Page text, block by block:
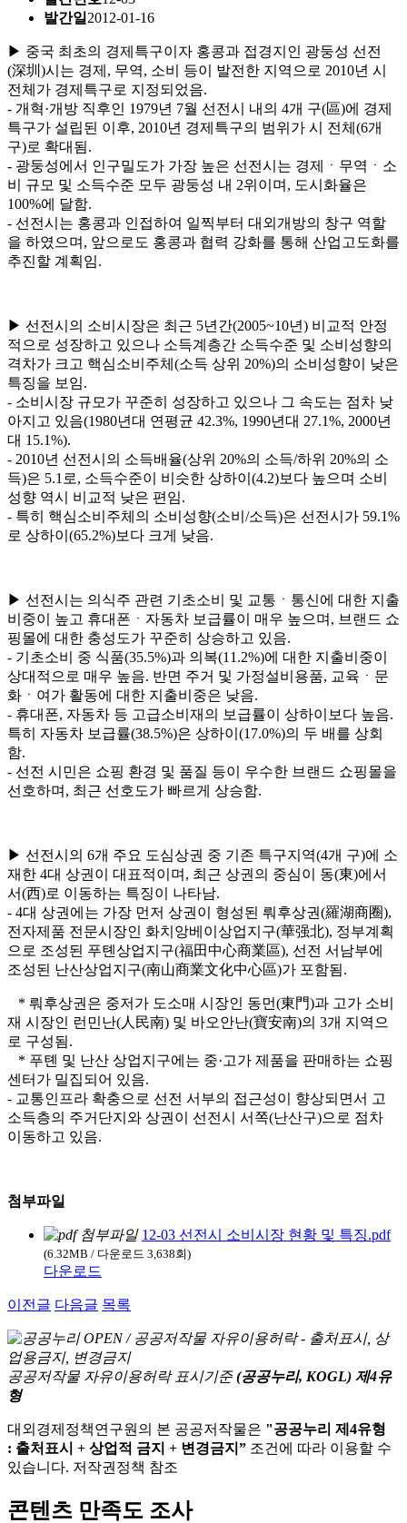
발간일 2012-01-16
▶ 중국 최초의 경제특구이자 홍콩과 접경지인 광둥성 선전
(深圳)시는 경제, 무역, 소비 등이 발전한 지역으로 2010년 시
전체가 경제특구로 지정되었음.
- 개혁·개방 직후인 1979년 7월 선전시 내의 4개 구(區)에 경제
특구가 설립된 이후, 2010년 경제특구의 범위가 시 전체(6개
구)로 확대됨.
- 광둥성에서 인구밀도가 가장 높은 선전시는 경제ㆍ무역ㆍ소
비 규모 및 소득수준 모두 광둥성 내 2위이며, 도시화율은
100%에 달함.
- 선전시는 홍콩과 인접하여 일찍부터 대외개방의 창구 역할
을 하였으며, 앞으로도 홍콩과 협력 강화를 통해 산업고도화를
추진할 계획임.
▶ 선전시의 소비시장은 최근 5년간(2005~10년) 비교적 안정
적으로 성장하고 있으나 소득계층간 소득수준 및 소비성향의
격차가 크고 핵심소비주체(소득 상위 20%)의 소비성향이 낮은
특징을 보임.
- 소비시장 규모가 꾸준히 성장하고 있으나 그 속도는 점차 낮
아지고 있음(1980년대 연평균 42.3%, 1990년대 27.1%, 2000년
대 15.1%).
- 2010년 선전시의 소득배율(상위 20%의 소득/하위 20%의 소
득)은 5.1로, 소득수준이 비슷한 상하이(4.2)보다 높으며 소비
성향 역시 비교적 낮은 편임.
- 특히 핵심소비주체의 소비성향(소비/소득)은 선전시가 59.1%
로 상하이(65.2%)보다 크게 낮음.
▶ 선전시는 의식주 관련 기초소비 및 교통ㆍ통신에 대한 지출
비중이 높고 휴대폰ㆍ자동차 보급률이 매우 높으며, 브랜드 쇼
핑몰에 대한 충성도가 꾸준히 상승하고 있음.
- 기초소비 중 식품(35.5%)과 의복(11.2%)에 대한 지출비중이
상대적으로 매우 높음. 반면 주거 및 가정설비용품, 교육ㆍ문
화ㆍ여가 활동에 대한 지출비중은 낮음.
- 휴대폰, 자동차 등 고급소비재의 보급률이 상하이보다 높음.
특히 자동차 보급률(38.5%)은 상하이(17.0%)의 두 배를 상회
함.
- 선전 시민은 쇼핑 환경 및 품질 등이 우수한 브랜드 쇼핑몰을
선호하며, 최근 선호도가 빠르게 상승함.
▶ 선전시의 6개 주요 도심상권 중 기존 특구지역(4개 구)에 소
재한 4대 상권이 대표적이며, 최근 상권의 중심이 동(東)에서
서(西)로 이동하는 특징이 나타남.
- 4대 상권에는 가장 먼저 상권이 형성된 뤄후상권(羅湖商圈),
전자제품 전문시장인 화치앙베이상업지구(華强北), 정부계획
으로 조성된 푸톈상업지구(福田中心商業區), 선전 서남부에
조성된 난산상업지구(南山商業文化中心區)가 포함됨.
* 뤄후상권은 중저가 도소매 시장인 동먼(東門)과 고가 소비
재 시장인 런민난(人民南) 및 바오안난(寶安南)의 3개 지역으
로 구성됨.
* 푸톈 및 난산 상업지구에는 중·고가 제품을 판매하는 쇼핑
센터가 밀집되어 있음.
- 교통인프라 확충으로 선전 서부의 접근성이 향상되면서 고
소득층의 주거단지와 상권이 선전시 서쪽(난산구)으로 점차
이동하고 있음.
첨부파일
12-03 선전시 소비시장 현황 및 특징.pdf
(6.32MB / 다운로드 3,638회)
다운로드
이전글 다음글 목록
공공저작물 자유이용허락 표시기준 (공공누리, KOGL) 제4유
형
대외경제정책연구원의 본 공공저작물은 "공공누리 제4유형
: 출처표시 + 상업적 금지 + 변경금지” 조건에 따라 이용할 수
있습니다. 저작권정책 참조
콘텐츠 만족도 조사